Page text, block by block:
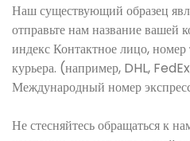
Наш существующий образец
отправьте нам название
индекс Контактное лицо,
курьера. (например, DHL,
Международный номер
Не стесняйтесь обращаться к